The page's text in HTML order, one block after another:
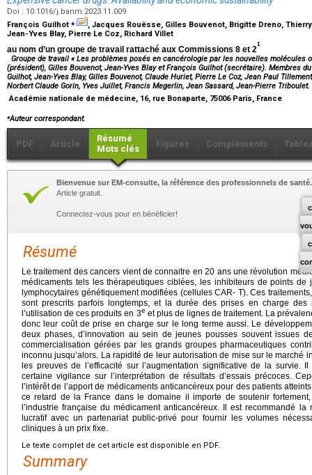
Doi : 10.1016/j.banm.2023.11.009
François Guilhot ⁎
, Jacques Rouësse, Gilles Bouvenot, Brigitte Dreno,
Jean-Yves Blay, Pierre Le Coz, Richard Villet
au nom d’un groupe de travail rattaché aux Commissions 8 et 2
1
Groupe de travail « Les problèmes posés en cancérologie par les nouvelles molécules
(président), Gilles Bouvenot, Jean-Yves Blay et François Guilhot (secrétaire). Membres
Guilhot, Jean-Yves Blay, Gilles Bouvenot, Claude Huriet, Pierre Le Coz, Jean Paul
Norbert Claude Gorin, Yves Juillet, Francis Megerlin, Jean Sassard, Jean-Pierre Triboulet.
Académie nationale de médecine, 16, rue Bonaparte, 75006 Paris, France
⁎Auteur correspondant.
PDF Article
Résumé
Mots clés
Figures Compléments
Bienvenue sur EM-consulte, la référence des professionnels de santé.
Article gratuit.
Connectez-vous pour en bénéficier!
Résumé
Le traitement des cancers vient de connaitre en 20 ans une révolution
médicaments tels les thérapeutiques ciblées, les inhibiteurs de points
lymphocytaires génétiquement modifiées (cellules CAR- T). Ces
sont prescrits parfois longtemps, et la durée des prises en charge
l’utilisation de ces produits en 3e et plus de lignes de traitement. La
donc leur coût de prise en charge sur le long terme aussi. Le
deux phases, d’innovation au sein de jeunes pousses souvent issues
commercialisation gérées par les grands groupes pharmaceutiques
inconnu jusqu’alors. La rapidité de leur autorisation de mise sur le marché
les preuves de l’efficacité sur l’augmentation significative de la survie.
certaine vigilance sur l’interprétation de résultats d’essais précoces.
l’intérêt de l’apport de médicaments anticancéreux pour des patients
ce retard de la France dans le domaine il importe de soutenir
l’industrie française du médicament anticancéreux. Il est recommandé
lucratif avec un partenariat public-privé pour fournir les volumes
cliniques à un prix fixe.
Le texte complet de cet article est disponible en PDF.
Summary